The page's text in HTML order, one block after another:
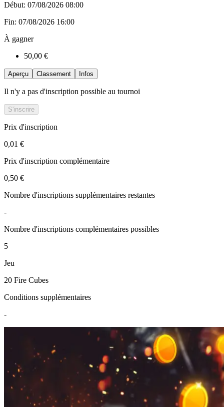
Début: 07/08/2026 08:00
Fin: 07/08/2026 16:00
À gagner
50,00 €
Aperçu Classement Infos
Il n'y a pas d'inscription possible au tournoi
S'inscrire
Prix d'inscription
0,01 €
Prix d'inscription complémentaire
0,50 €
Nombre d'inscriptions supplémentaires restantes
-
Nombre d'inscriptions complémentaires possibles
5
Jeu
20 Fire Cubes
Conditions supplémentaires
-